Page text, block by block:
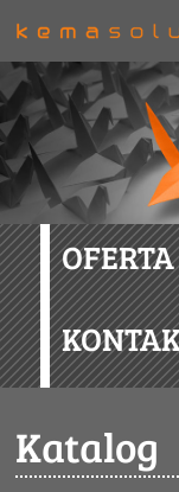
OFERTA
Katalog